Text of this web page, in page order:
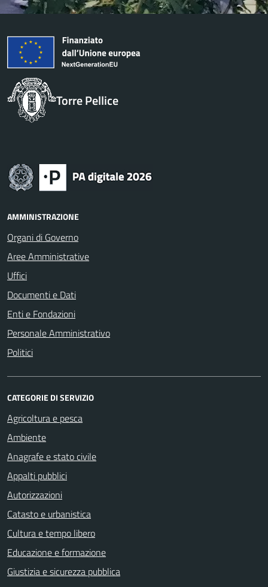
Torre Pellice
AMMINISTRAZIONE
Organi di Governo
Aree Amministrative
Uffici
Documenti e Dati
Enti e Fondazioni
Personale Amministrativo
Politici
CATEGORIE DI SERVIZIO
Agricoltura e pesca
Ambiente
Anagrafe e stato civile
Appalti pubblici
Autorizzazioni
Catasto e urbanistica
Cultura e tempo libero
Educazione e formazione
Giustizia e sicurezza pubblica